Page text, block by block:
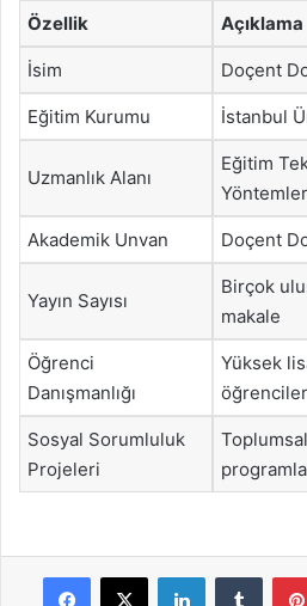
Özellik Açıklama
İsim Doçent
Eğitim Kurumu İstanbul
Uzmanlık Alanı
Eğitim
Akademik Unvan Doçent
Yayın Sayısı
Birçok
makale
Öğrenci
Danışmanlığı
Yüksek
Sosyal Sorumluluk
Projeleri
Facebook
X LinkedIn